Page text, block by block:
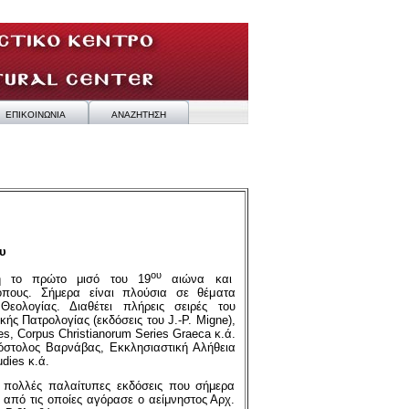
ΕΠΙΚΟΙΝΩΝΙΑ ΑΝΑΖΗΤΗΣΗ
το πρώτο μισό του 19ουαιώνα και
Σήμερα είναι πλούσια σε θέματα
Διαθέτει πλήρεις σειρές του
Πατρολογίας (εκδόσεις του J.-P. Migne),
Corpus Christianorum Series Graeca κ.ά.
Βαρνάβας, Εκκλησιαστική Αλήθεια
κ.ά.
παλαίτυπες εκδόσεις που σήμερα
τις οποίες αγόρασε ο αείμνηστος Αρχ.